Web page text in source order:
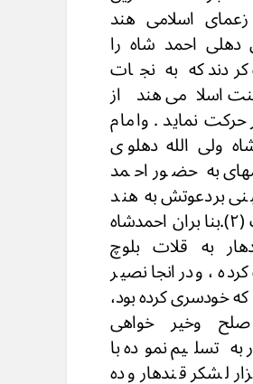
اسلامی هند
دهلی احمد شاه را
که به نجات
اسلامی هند از
حرکت نماید . وامام
ولی الله دهلوی
به حضور احمد
بردعوتش به هند
نوشت (۲).بنا بران احمدشاه
به قلات بلوچ
، ودرانجا نصیر
خودسری کرده بود،
صلح وخیر خواهی
تسلیم نموده با
لشکر قندهار وده